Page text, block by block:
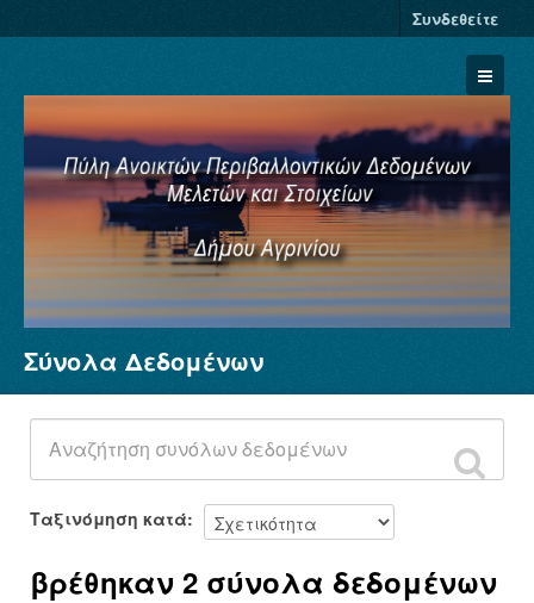
Συνδεθείτε
Σύνολα Δεδομένων
Φορείς
Ομάδες
Σχετικά
Σύνολα Δεδομένων
Ταξινόμηση κατά
βρέθηκαν 2 σύνολα δεδομένων